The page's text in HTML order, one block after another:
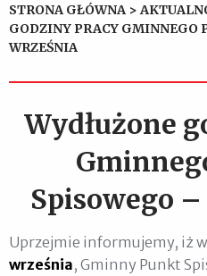
STRONA GŁÓWNA >
GODZINY PRACY GMINNEGO
WRZEŚNIA
Wydłużone
Spisowego
Uprzejmie informujemy, iż
września, Gminny Punkt